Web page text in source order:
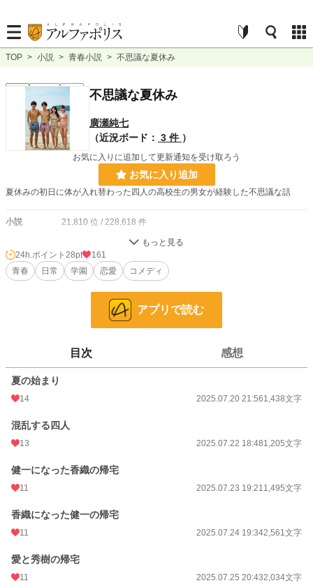
TOP > 小説 > 青春小説 > 不思議な夏休み
連載中 短編 不思議な夏休み
廣瀬純七
（近況ボード： 3 件 ）
お気に入りに追加して更新通知を受け取ろう
お気に入り追加
夏休みの初日に体が入れ替わった四人の高校生の男女が経験した不思議な話
小説 21,810 位 / 228,618 件
お気に入り 20
初回公開日時 2025.07.20 21:56
週間ポイント
年間ポイント
累計ポイント 84,391 pt (33,442 位)
24h.ポイント 28pt
161
青春
日常 学園 恋愛 コメディ
アプリで読む
目次 感想
夏の始まり
14 2025.07.20 21:561,438文字
混乱する四人
13 2025.07.22 18:481,205文字
健一になった香織の帰宅
11 2025.07.23 19:211,495文字
香織になった健一の帰宅
11 2025.07.24 19:342,561文字
愛と秀樹の帰宅
11 2025.07.25 20:432,034文字